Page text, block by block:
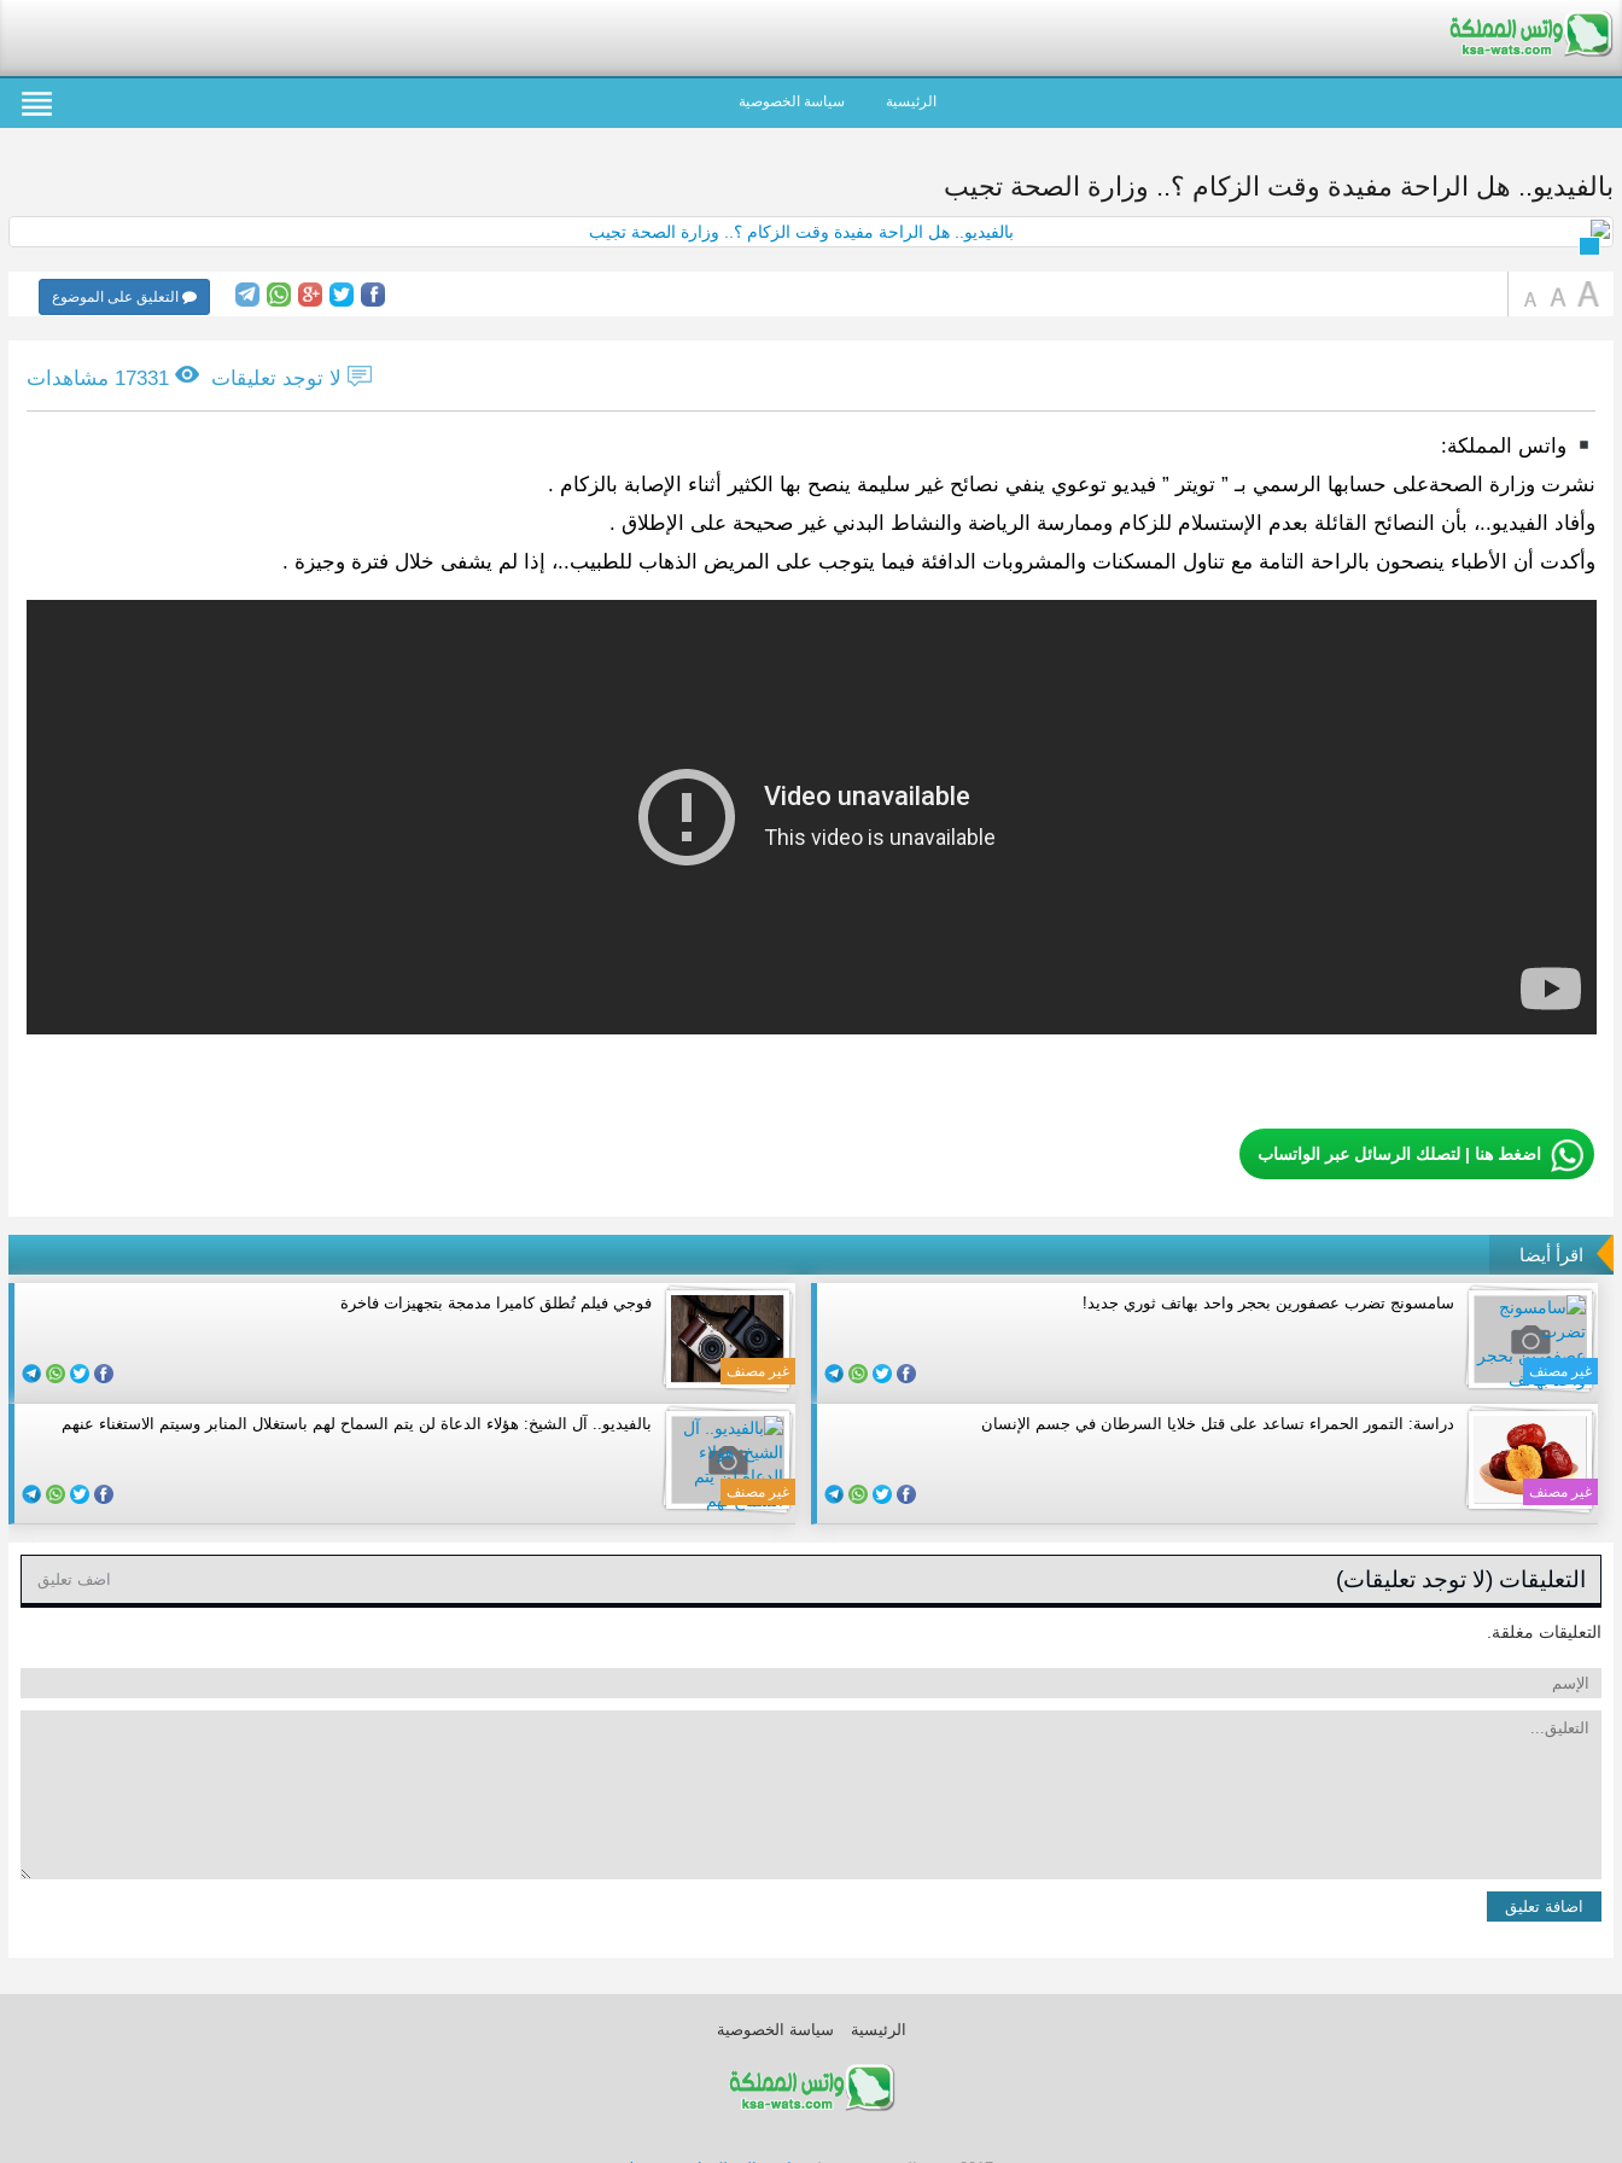
الرئيسية سياسة الخصوصية
بالفيديو.. هل الراحة مفيدة وقت الزكام ؟.. وزارة الصحة تجيب
التعليق على الموضوع
لا توجد تعليقات 17331 مشاهدات
واتس المملكة:
نشرت وزارة الصحةعلى حسابها الرسمي بـ ” تويتر ” فيديو توعوي ينفي نصائح غير سليمة ينصح بها الكثير أثناء الإصابة بالزكام .
وأفاد الفيديو..، بأن النصائح القائلة بعدم الإستسلام للزكام وممارسة الرياضة والنشاط البدني غير صحيحة على الإطلاق .
وأكدت أن الأطباء ينصحون بالراحة التامة مع تناول المسكنات والمشروبات الدافئة فيما يتوجب على المريض الذهاب للطبيب..، إذا لم يشفى خلال فترة وجيزة .
اضغط هنا | لتصلك الرسائل عبر الواتساب
اقرأ أيضا
غير مصنف
سامسونج تضرب عصفورين بحجر واحد بهاتف ثوري جديد!
غير مصنف
فوجي فيلم تُطلق كاميرا مدمجة بتجهيزات فاخرة
غير مصنف
دراسة: التمور الحمراء تساعد على قتل خلايا السرطان في جسم الإنسان
غير مصنف
بالفيديو.. آل الشيخ: هؤلاء الدعاة لن يتم السماح لهم باستغلال المنابر وسيتم الاستغناء عنهم
التعليقات (لا توجد تعليقات) اضف تعليق
التعليقات مغلقة.
الرئيسية سياسة الخصوصية